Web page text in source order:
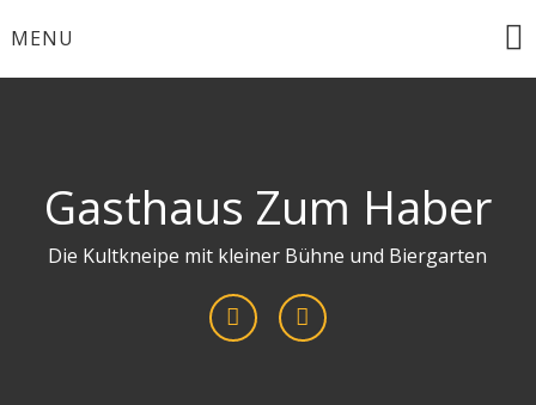
toMENU
Gasthaus Zum Haber
Die Kultkneipe mit kleiner Bühne und Biergarten